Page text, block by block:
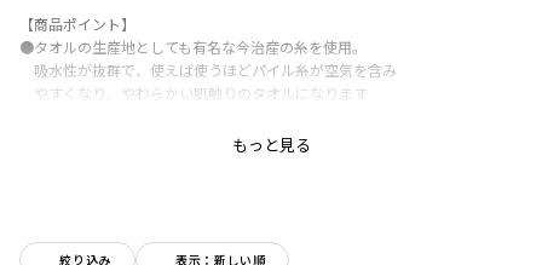
絞り込み 表示：新しい順
【商品ポイント】
●タオルの生産地としても有名な今治産の糸を使用。
吸水性が抜群で、使えば使うほどパイル糸が空気を含み
やすくなり、やわらかい肌触りのタオルになります
●お風呂上りのバスローブ代わりにさっと羽織らせて湯冷め予防に
パイピングもタオルカラーにあったギンガムチェック生地を
もっと見る